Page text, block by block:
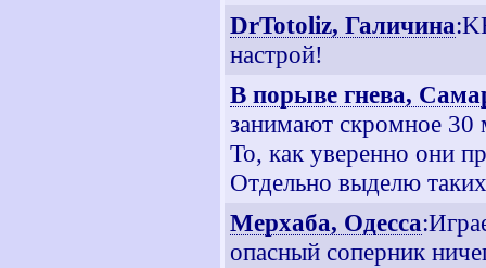
DrTotoliz, Галичина
настрой!
В порыве гнева,
занимают скромное 30
То, как уверенно они
Отдельно выделю
Мерхаба, Одесса
опасный соперник